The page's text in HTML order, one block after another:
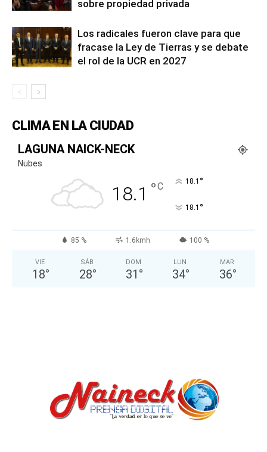
sobre propiedad privada
Los radicales fueron clave para que
fracase la Ley de Tierras y se debate
el rol de la UCR en 2027
CLIMA EN LA CIUDAD
LAGUNA NAICK-NECK
Nubes
18.1 °C 18.1 °
18.1 °
85 % 1.6kmh 100 %
VIE
18°
SÁB
28°
DOM
31 °
LUN
34°
MAR
36°